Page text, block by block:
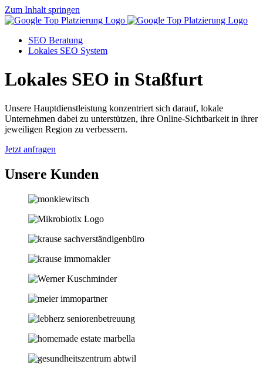
Zum Inhalt springen
SEO Beratung
Lokales SEO System
Lokales SEO in Staßfurt
Unsere Hauptdienstleistung konzentriert sich darauf, lokale
Unternehmen dabei zu unterstützen, ihre Online-Sichtbarkeit in ihrer
jeweiligen Region zu verbessern.
Jetzt anfragen
Unsere Kunden